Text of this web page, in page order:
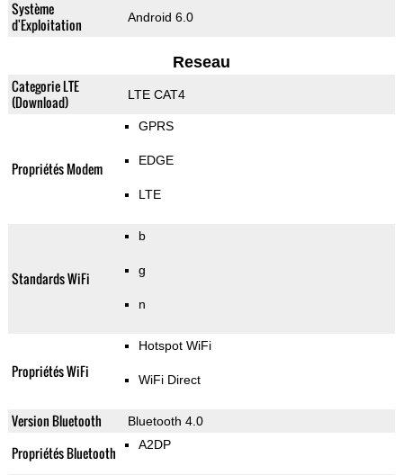
Système
d'Exploitation
Android 6.0
Reseau
Categorie LTE
(Download)
LTE CAT4
Propriétés Modem
GPRS
EDGE
LTE
Standards WiFi
b
g
n
Propriétés WiFi
Hotspot WiFi
WiFi Direct
Version Bluetooth Bluetooth 4.0
Propriétés Bluetooth A2DP